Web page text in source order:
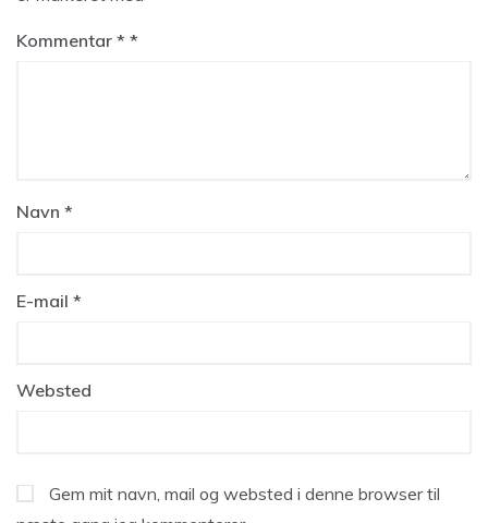
Kommentar *
Navn *
E-mail *
Websted
Gem mit navn, mail og websted i denne browser til